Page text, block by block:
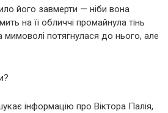
його завмерти — ніби вона
на її обличчі промайнула тінь
потягнулася до нього, але
інформацію про Віктора Палія,